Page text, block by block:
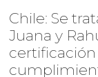
Chile: Se
Juana y